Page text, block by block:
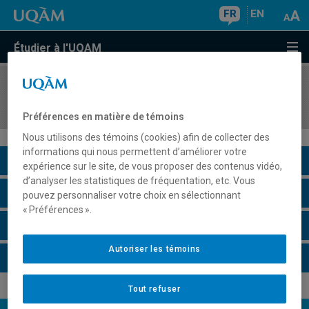
FR EN
Étudier à l'UQAM
COURS//
Description du cours
Horaire - Été 2026
Préférences en matière de témoins
Nous utilisons des témoins (cookies) afin de collecter des
informations qui nous permettent d’améliorer votre
expérience sur le site, de vous proposer des contenus vidéo,
d’analyser les statistiques de fréquentation, etc. Vous
pouvez personnaliser votre choix en sélectionnant
« Préférences ».
Tout refuser
Autoriser les témoins